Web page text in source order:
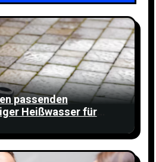
passenden
Heißwasser für